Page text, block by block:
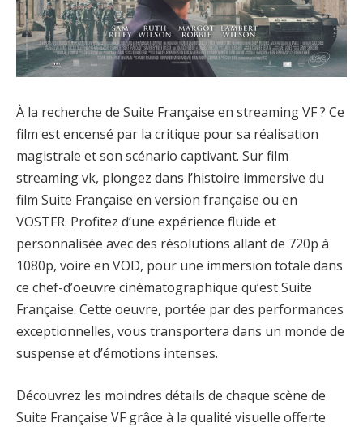
À la recherche de Suite Française en streaming VF ? Ce
film est encensé par la critique pour sa réalisation
magistrale et son scénario captivant. Sur film
streaming vk, plongez dans l’histoire immersive du
film Suite Française en version française ou en
VOSTFR. Profitez d’une expérience fluide et
personnalisée avec des résolutions allant de 720p à
1080p, voire en VOD, pour une immersion totale dans
ce chef-d’oeuvre cinématographique qu’est Suite
Française. Cette oeuvre, portée par des performances
exceptionnelles, vous transportera dans un monde de
suspense et d’émotions intenses.
Découvrez les moindres détails de chaque scène de
Suite Française VF grâce à la qualité visuelle offerte